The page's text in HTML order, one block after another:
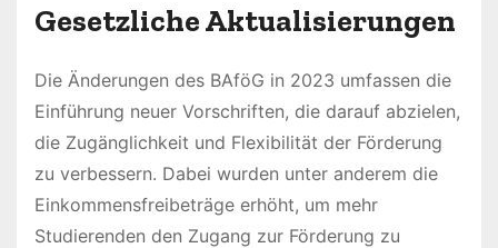
Gesetzliche Aktualisierungen
Die Änderungen des BAföG in 2023 umfassen die
Einführung neuer Vorschriften, die darauf abzielen,
die Zugänglichkeit und Flexibilität der Förderung
zu verbessern. Dabei wurden unter anderem die
Einkommensfreibeträge erhöht, um mehr
Studierenden den Zugang zur Förderung zu